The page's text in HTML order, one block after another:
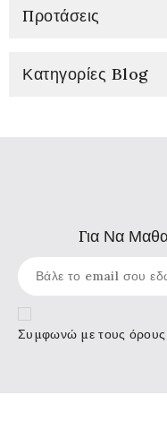
Προτάσεις
Κατηγορίες Blog
Για Να
Συμφωνώ με τους